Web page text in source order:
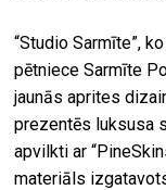
“Studio Sarmīte”,
pētniece Sarmīte
jaunās aprites
prezentēs luksusa
apvilkti ar
materiāls